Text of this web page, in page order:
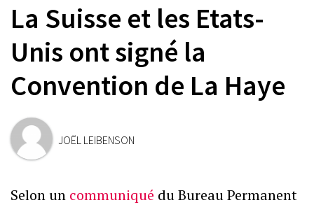
La Suisse et les Etats-
Unis ont signé la
Convention de La Haye
JOËL LEIBENSON
Selon un communiqué du Bureau Permanent